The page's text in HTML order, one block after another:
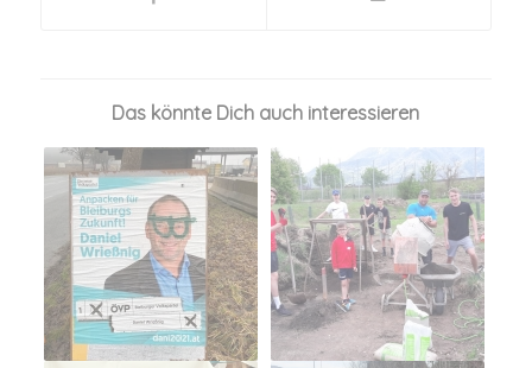
Das könnte Dich auch interessieren